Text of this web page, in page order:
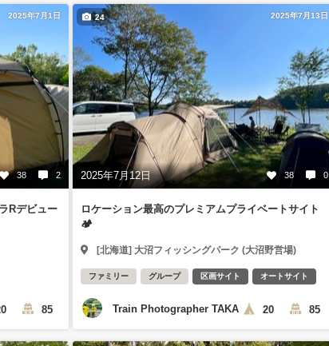
2025年7月1日
38 2
Rデビュー
85
2025年7月13日
2025年7月12日 38 0
24
ロケーション最高のプレミアムプライベートサイト
🏕️
[北海道] 大沼フィッシングパーク (大沼野営場)
ファミリー グループ 区画サイト オートサイト
Train Photographer TAKA 20 85